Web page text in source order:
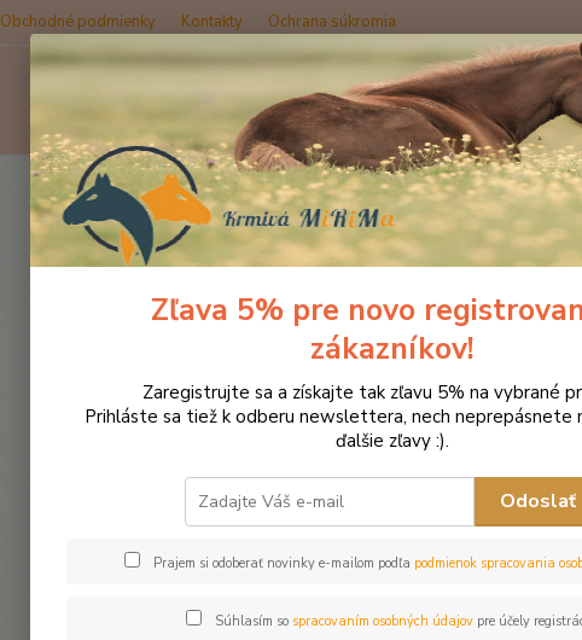
Obchodné podmienky Kontakty Ochrana súkromia
Hľadať
Úvod Značka oblečenia MONTAR ZĽAVY! Čelenky na uzdečky
MONTAR Dusty Blue hnedá
Zľava 5% pre novo
zákazníkov!
Zaregistrujte sa a získajte tak zľavu 5% na vybrané
Prihláste sa tiež k odberu newslettera, nech neprepásnete
ďalšie zľavy :).
Odoslať
Prajem si odoberať novinky e-mailom podľa podmienok spracovania
Súhlasím so spracovaním osobných údajov pre účely